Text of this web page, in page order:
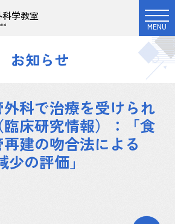
学教室
MENU
お知らせ
科で治療を受けられ
床研究情報）：「食
建の吻合法による
の評価」